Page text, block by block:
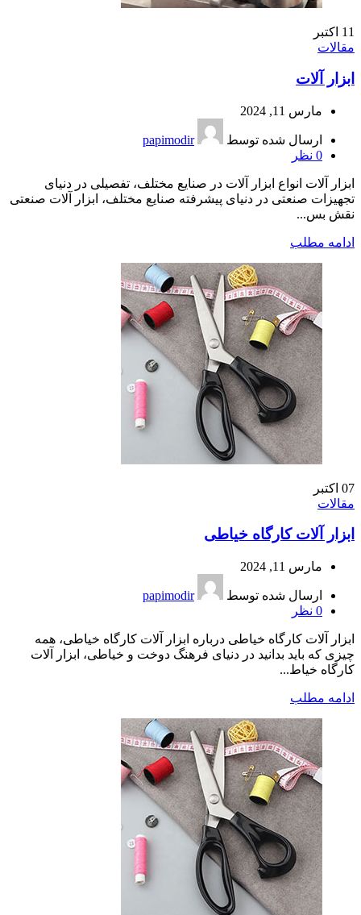
11 اکتبر
مقالات
ابزار آلات
مارس 11, 2024
ارسال شده توسط
papimodir
0 نظر
ابزار آلات انواع ابزار آلات در صنایع مختلف، تفصیلی در دنیای
تجهیزات صنعتی در دنیای پیشرفته صنایع مختلف، ابزار آلات صنعتی
نقش بس...
ادامه مطلب
07 اکتبر
مقالات
ابزار آلات کارگاه خیاطی
مارس 11, 2024
ارسال شده توسط
papimodir
0 نظر
ابزار آلات کارگاه خیاطی درباره ابزار آلات کارگاه خیاطی، همه
چیزی که باید بدانید در دنیای فرهنگ دوخت و خیاطی، ابزار آلات
کارگاه خیاط...
ادامه مطلب